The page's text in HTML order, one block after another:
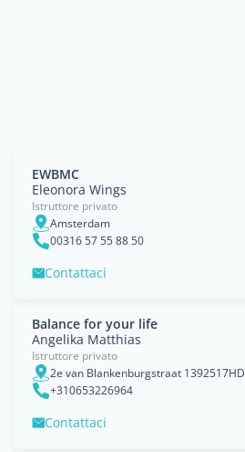
EWBMC
Eleonora Wings
Istruttore privato
Amsterdam
00316 57 55 88 50
Contattaci
Balance for your life
Angelika Matthias
Istruttore privato
2e van Blankenburgstraat 1392517HD
+310653226964
Contattaci